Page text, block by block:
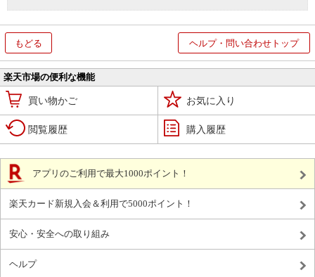
もどる ヘルプ・問い合わせトップ
楽天市場の便利な機能
買い物かご お気に入り
閲覧履歴 購入履歴
アプリのご利用で最大1000ポイント！
楽天カード新規入会＆利用で5000ポイント！
安心・安全への取り組み
ヘルプ